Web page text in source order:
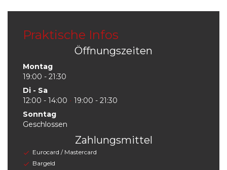
Praktische Infos
Öffnungszeiten
Montag
19:00 - 21:30
Di - Sa
12:00 - 14:00 • 19:00 - 21:30
Sonntag
Geschlossen
Zahlungsmittel
Eurocard / Mastercard
Bargeld